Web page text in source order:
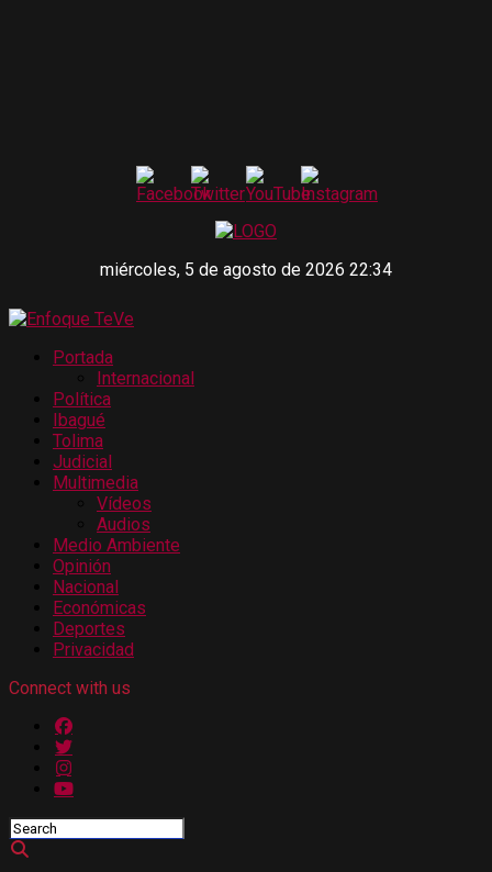
miércoles, 5 de agosto de 2026 22:34
Portada
Internacional
Política
Ibagué
Tolima
Judicial
Multimedia
Vídeos
Audios
Medio Ambiente
Opinión
Nacional
Económicas
Deportes
Privacidad
Connect with us